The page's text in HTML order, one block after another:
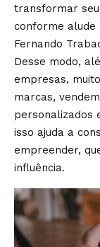
transformar
conforme alude
Fernando
Desse modo,
empresas,
marcas,
personalizados
isso ajuda a
empreender,
influência.